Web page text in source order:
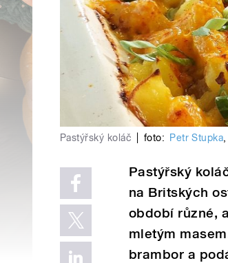
Pastýřský koláč foto: Petr Stupka
Pastýřský
na Britských
období různé,
mletým
brambor a